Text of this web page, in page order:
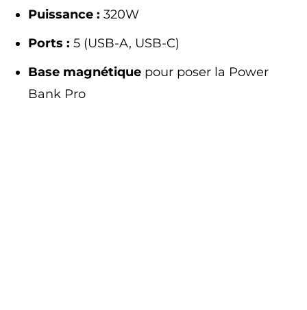
Puissance : 320W
Ports : 5 (USB-A, USB-C)
Base magnétique pour poser la Power
Bank Pro